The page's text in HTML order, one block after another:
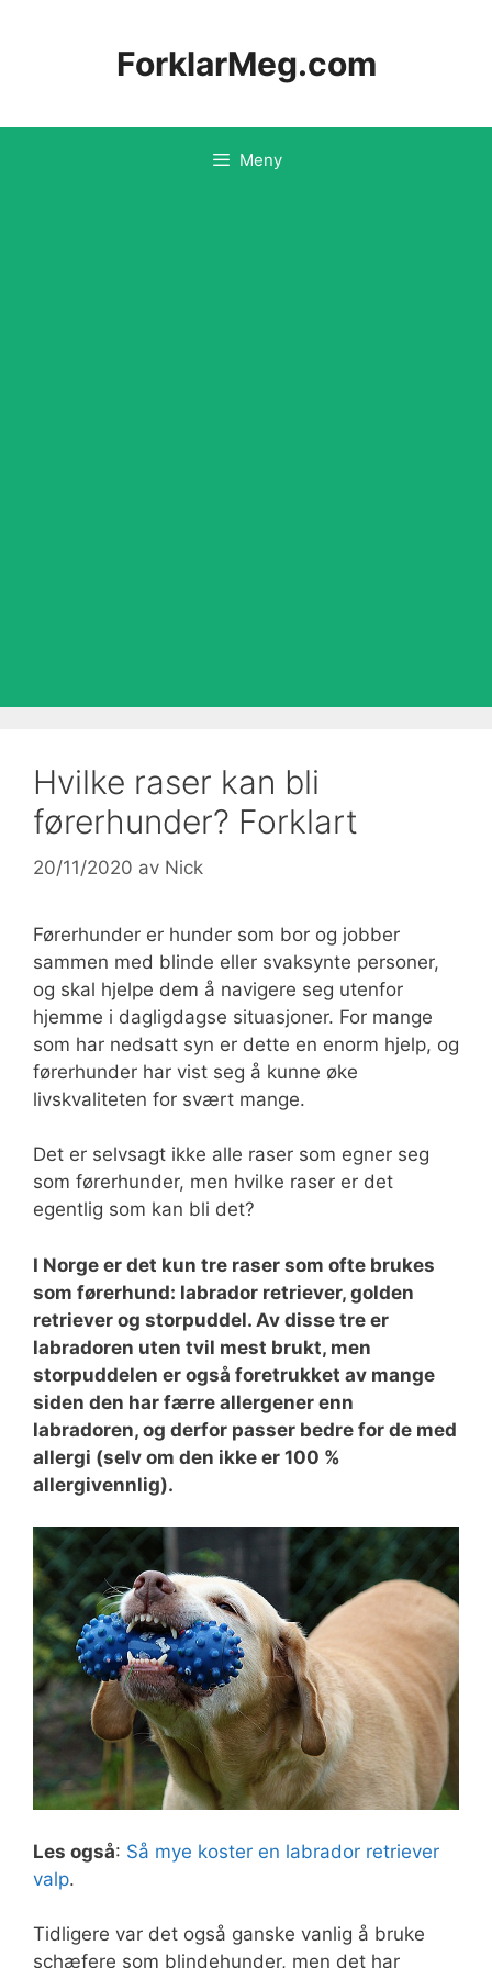
ForklarMeg.com
Meny
Hvilke raser kan bli
førerhunder? Forklart
20/11/2020 av Nick
Førerhunder er hunder som bor og jobber
sammen med blinde eller svaksynte personer,
og skal hjelpe dem å navigere seg utenfor
hjemme i dagligdagse situasjoner. For mange
som har nedsatt syn er dette en enorm hjelp, og
førerhunder har vist seg å kunne øke
livskvaliteten for svært mange.
Det er selvsagt ikke alle raser som egner seg
som førerhunder, men hvilke raser er det
egentlig som kan bli det?
I Norge er det kun tre raser som ofte brukes
som førerhund: labrador retriever, golden
retriever og storpuddel. Av disse tre er
labradoren uten tvil mest brukt, men
storpuddelen er også foretrukket av mange
siden den har færre allergener enn
labradoren, og derfor passer bedre for de med
allergi (selv om den ikke er 100 %
allergivennlig).
Les også: Så mye koster en labrador retriever
valp.
Tidligere var det også ganske vanlig å bruke
schæfere som blindehunder, men det har